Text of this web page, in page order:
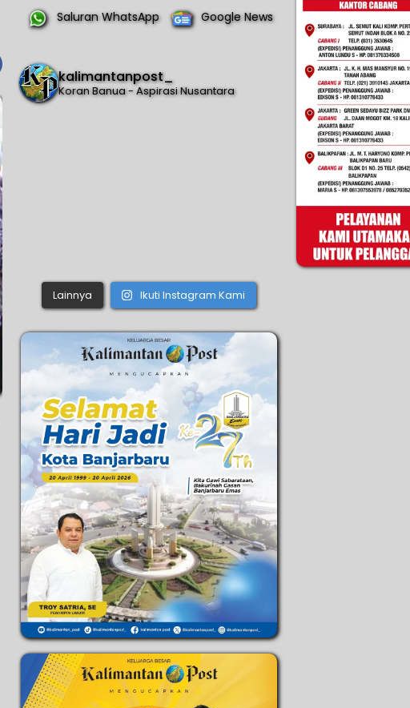
Saluran WhatsApp Google News
kalimantanpost_
Koran Banua - Aspirasi Nusantara
Lainnya Ikuti Instagram Kami